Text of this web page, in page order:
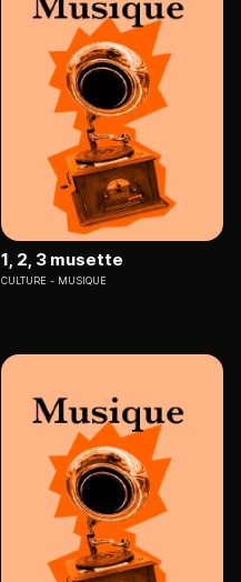
1, 2, 3 musette
CULTURE MUSIQUE